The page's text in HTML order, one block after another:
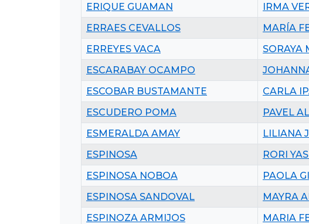
ERIQUE GUAMAN
IRMA
ERRAES CEVALLOS
MARÍA
ERREYES VACA
SORAYA
ESCARABAY OCAMPO
ESCOBAR BUSTAMANTE
CARLA
ESCUDERO POMA
PAVEL
ESMERALDA AMAY
LILIANA
ESPINOSA
RORI
ESPINOSA NOBOA
PAOLA
ESPINOSA SANDOVAL
MAYRA
ESPINOZA ARMIJOS
MARIA